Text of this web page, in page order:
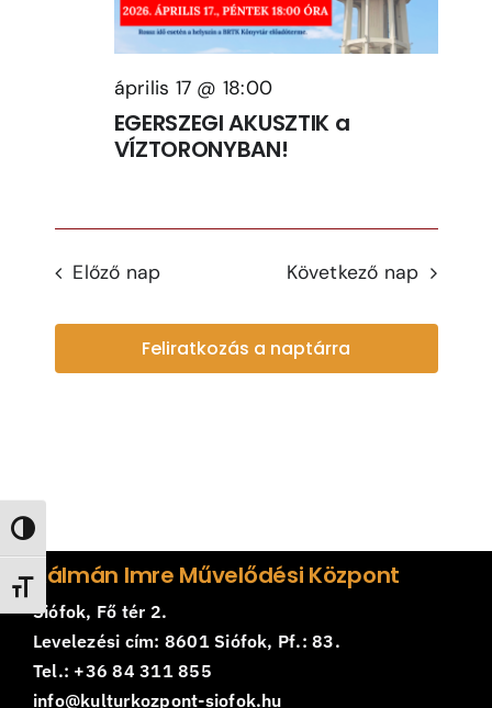
Nagy kontraszt váltása
Betűméret váltása
Kapcsolat
április 17 @ 18:00
EGERSZEGI AKUSZTIK a
VÍZTORONYBAN!
Előző nap Következő nap
Feliratkozás a naptárra
Kálmán Imre Művelődési Központ
Siófok, Fő tér 2.
Levelezési cím: 8601 Siófok, Pf.: 83.
Tel.: +36 84 311 855
info@kulturkozpont-siofok.hu